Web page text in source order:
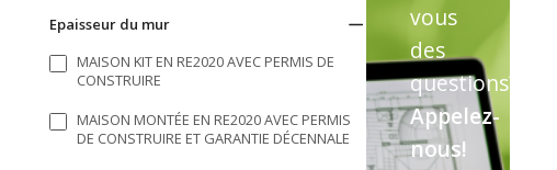
Epaisseur du mur
MAISON KIT EN RE2020 AVEC PERMIS DE
CONSTRUIRE
MAISON MONTÉE EN RE2020 AVEC PERMIS
DE CONSTRUIRE ET GARANTIE DÉCENNALE
vous
des
questions?
Appelez-
nous!